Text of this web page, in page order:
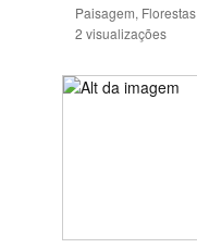
Paisagem, Florestas
2 visualizações